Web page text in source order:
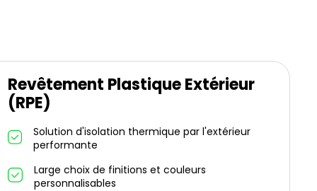
Revêtement Plastique Extérieur
(RPE)
Solution d'isolation thermique par l'extérieur
performante
Large choix de finitions et couleurs
personnalisables